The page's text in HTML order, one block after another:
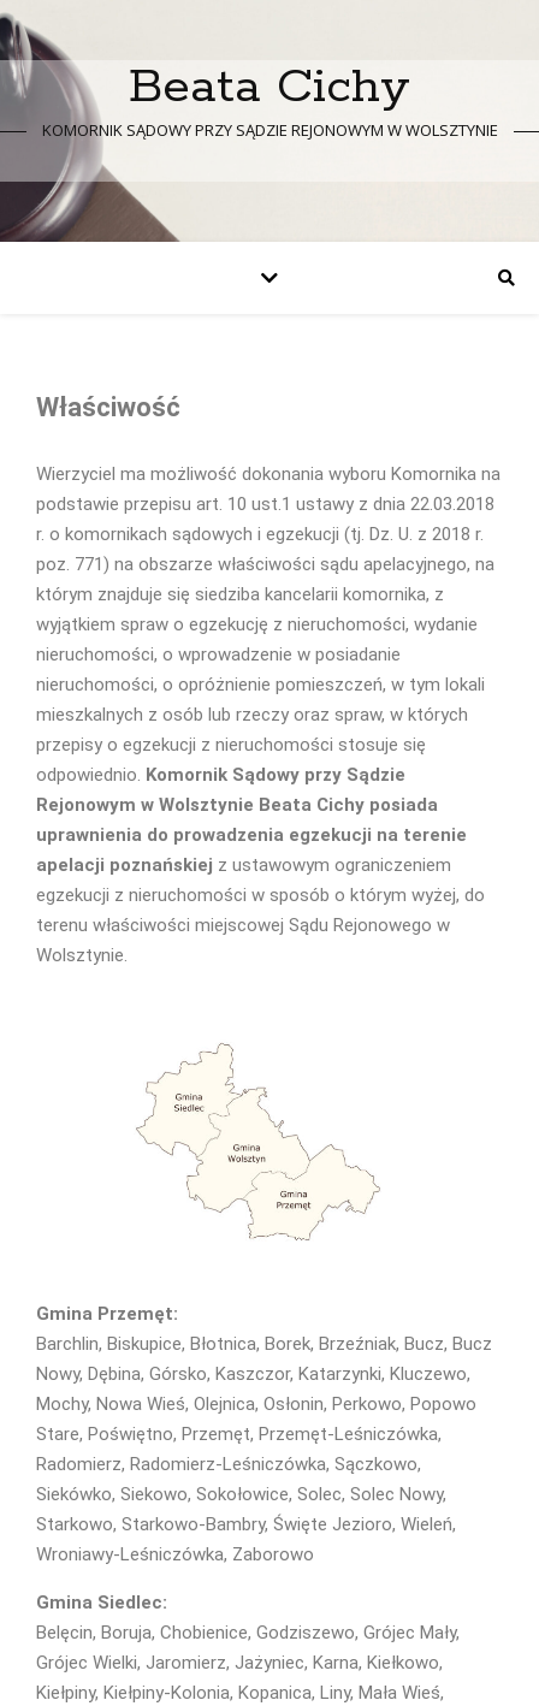
Beata Cichy
KOMORNIK SĄDOWY PRZY SĄDZIE REJONOWYM W WOLSZTYNIE
Właściwość
Wierzyciel ma możliwość dokonania wyboru Komornika na
podstawie przepisu art. 10 ust.1 ustawy z dnia 22.03.2018
r. o komornikach sądowych i egzekucji (tj. Dz. U. z 2018 r.
poz. 771) na obszarze właściwości sądu apelacyjnego, na
którym znajduje się siedziba kancelarii komornika, z
wyjątkiem spraw o egzekucję z nieruchomości, wydanie
nieruchomości, o wprowadzenie w posiadanie
nieruchomości, o opróżnienie pomieszczeń, w tym lokali
mieszkalnych z osób lub rzeczy oraz spraw, w których
przepisy o egzekucji z nieruchomości stosuje się
odpowiednio. Komornik Sądowy przy Sądzie
Rejonowym w Wolsztynie Beata Cichy posiada
uprawnienia do prowadzenia egzekucji na terenie
apelacji poznańskiej z ustawowym ograniczeniem
egzekucji z nieruchomości w sposób o którym wyżej, do
terenu właściwości miejscowej Sądu Rejonowego w
Wolsztynie.
Gmina Przemęt:
Barchlin, Biskupice, Błotnica, Borek, Brzeźniak, Bucz, Bucz
Nowy, Dębina, Górsko, Kaszczor, Katarzynki, Kluczewo,
Mochy, Nowa Wieś, Olejnica, Osłonin, Perkowo, Popowo
Stare, Poświętno, Przemęt, Przemęt-Leśniczówka,
Radomierz, Radomierz-Leśniczówka, Sączkowo,
Siekówko, Siekowo, Sokołowice, Solec, Solec Nowy,
Starkowo, Starkowo-Bambry, Święte Jezioro, Wieleń,
Wroniawy-Leśniczówka, Zaborowo
Gmina Siedlec:
Belęcin, Boruja, Chobienice, Godziszewo, Grójec Mały,
Grójec Wielki, Jaromierz, Jażyniec, Karna, Kiełkowo,
Kiełpiny, Kiełpiny-Kolonia, Kopanica, Liny, Mała Wieś,